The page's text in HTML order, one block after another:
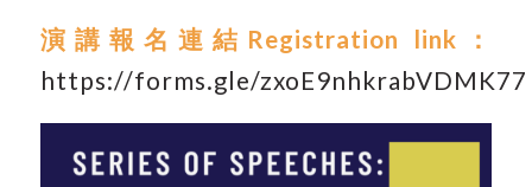
演講報名連結 Registration link ：
https://forms.gle/zxoE9nhkrabVDMK77